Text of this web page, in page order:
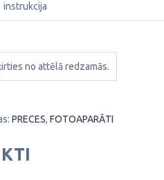
instrukcija
no attēlā redzamās.
PRECES, FOTOAPARĀTI